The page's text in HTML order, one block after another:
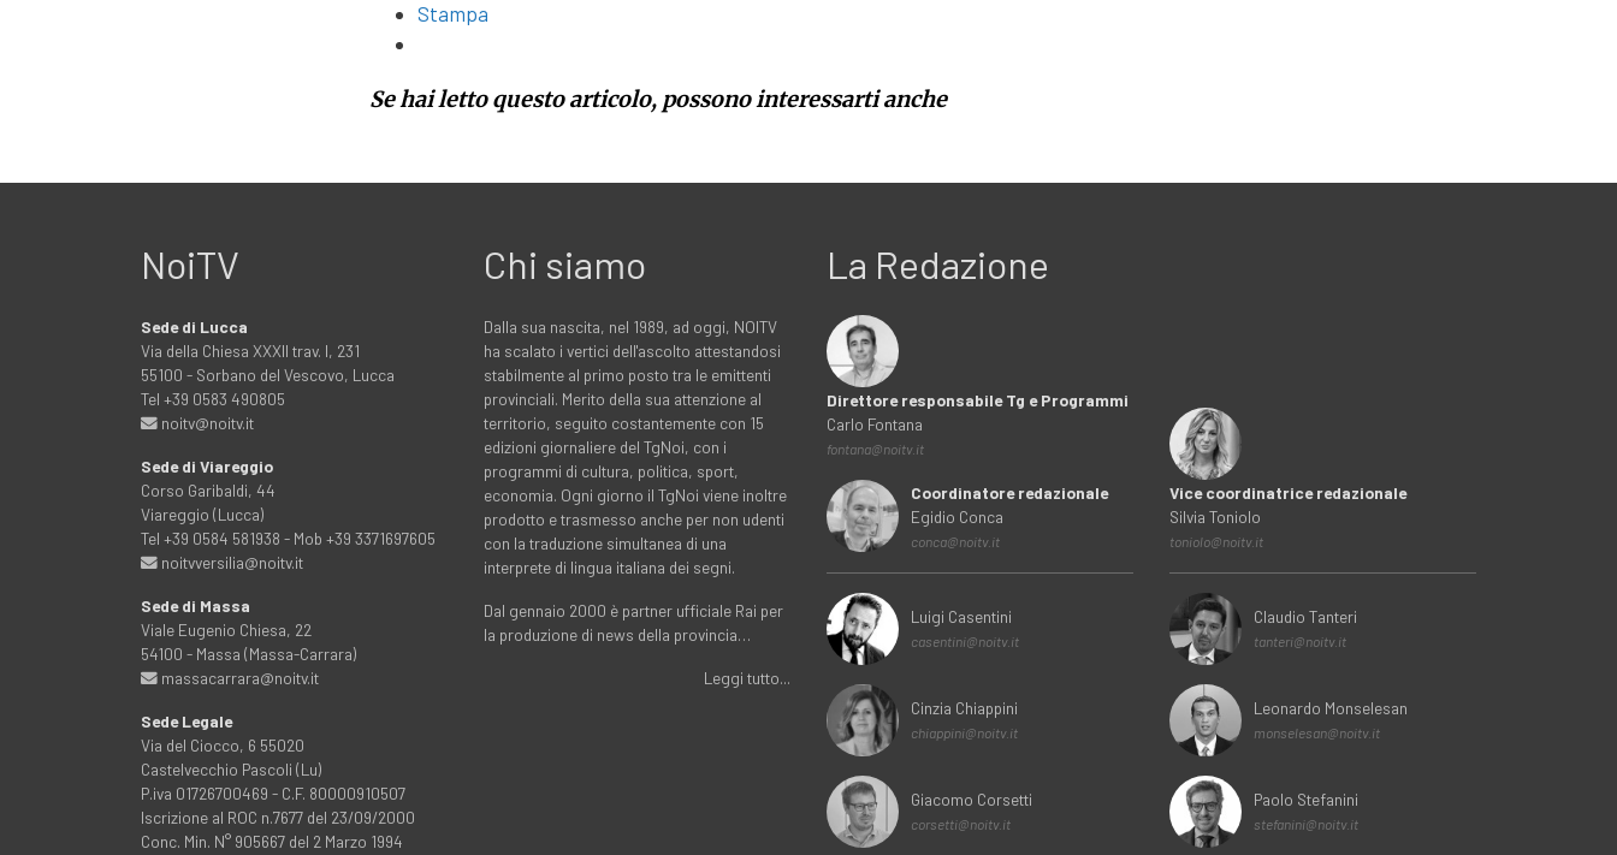
Stampa
Se hai letto questo articolo, possono interessarti anche
NoiTV
Sede di Lucca
Via della Chiesa XXXII trav. I, 231
55100 - Sorbano del Vescovo, Lucca
Tel +39 0583 490805
noitv@noitv.it
Sede di Viareggio
Corso Garibaldi, 44
Viareggio (Lucca)
Tel +39 0584 581938 - Mob +39 3371697605
noitvversilia@noitv.it
Sede di Massa
Viale Eugenio Chiesa, 22
54100 - Massa (Massa-Carrara)
massacarrara@noitv.it
Sede Legale
Via del Ciocco, 6 55020
Castelvecchio Pascoli (Lu)
P.iva 01726700469 - C.F. 80000910507
Iscrizione al ROC n.7677 del 23/09/2000
Conc. Min. N° 905667 del 2 Marzo 1994
Chi siamo
Dalla sua nascita, nel 1989, ad oggi, NOITV
ha scalato i vertici dell'ascolto attestandosi
stabilmente al primo posto tra le emittenti
provinciali. Merito della sua attenzione al
territorio, seguito costantemente con 15
edizioni giornaliere del TgNoi, con i
programmi di cultura, politica, sport,
economia. Ogni giorno il TgNoi viene inoltre
prodotto e trasmesso anche per non udenti
con la traduzione simultanea di una
interprete di lingua italiana dei segni.
Dal gennaio 2000 è partner ufficiale Rai per
la produzione di news della provincia…
Leggi tutto...
La Redazione
Direttore responsabile Tg e Programmi
Carlo Fontana
fontana@noitv.it
Coordinatore redazionale
Egidio Conca
conca@noitv.it
Luigi Casentini
casentini@noitv.it
Cinzia Chiappini
chiappini@noitv.it
Giacomo Corsetti
corsetti@noitv.it
Vice coordinatrice redazionale
Silvia Toniolo
toniolo@noitv.it
Claudio Tanteri
tanteri@noitv.it
Leonardo Monselesan
monselesan@noitv.it
Paolo Stefanini
stefanini@noitv.it